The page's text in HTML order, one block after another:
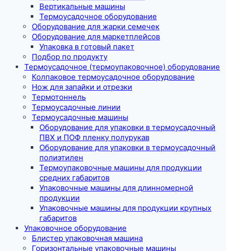
Вертикальные машины
Термоусадочное оборудование
Оборудование для жарки семечек
Оборудование для маркетплейсов
Упаковка в готовый пакет
Подбор по продукту
Термоусадочное (термоупаковочное) оборудование
Колпаковое термоусадочное оборудование
Нож для запайки и отрезки
Термотоннель
Термоусадочные линии
Термоусадочные машины
Оборудование для упаковки в термоусадочный
ПВХ и ПОФ пленку полурукав
Оборудование для упаковки в термоусадочный
полиэтилен
Термоупаковочные машины для продукции
средних габаритов
Упаковочные машины для длинномерной
продукции
Упаковочные машины для продукции крупных
габаритов
Упаковочное оборудование
Блистер упаковочная машина
Горизонтальные упаковочные машины